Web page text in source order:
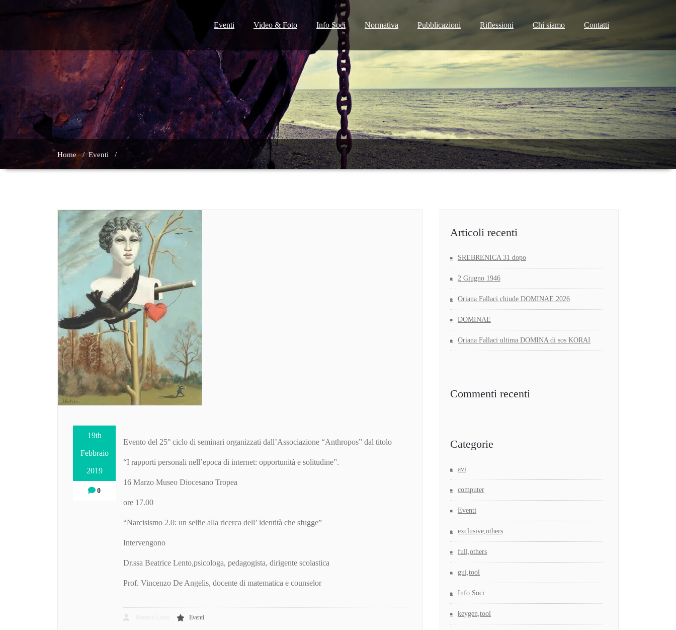
Eventi Video & Foto Info Soci Normativa Pubblicazioni Riflessioni Chi siamo Contatti
Home/Eventi /
19th
Febbraio
2019
0
Evento del 25° ciclo di seminari organizzati dall’Associazione “Anthropos” dal titolo
“I rapporti personali nell’epoca di internet: opportunità e solitudine”.
16 Marzo Museo Diocesano Tropea
ore 17.00
“Narcisismo 2.0: un selfie alla ricerca dell’ identità che sfugge”
Intervengono
Dr.ssa Beatrice Lento,psicologa, pedagogista, dirigente scolastica
Prof. Vincenzo De Angelis, docente di matematica e counselor
Eventi
Articoli recenti
SREBRENICA 31 dopo
2 Giugno 1946
Oriana Fallaci chiude DOMINAE 2026
DOMINAE
Oriana Fallaci ultima DOMINA di sos KORAI
Commenti recenti
Categorie
avi
computer
Eventi
exclusive,others
full,others
gui,tool
Info Soci
keygen,tool